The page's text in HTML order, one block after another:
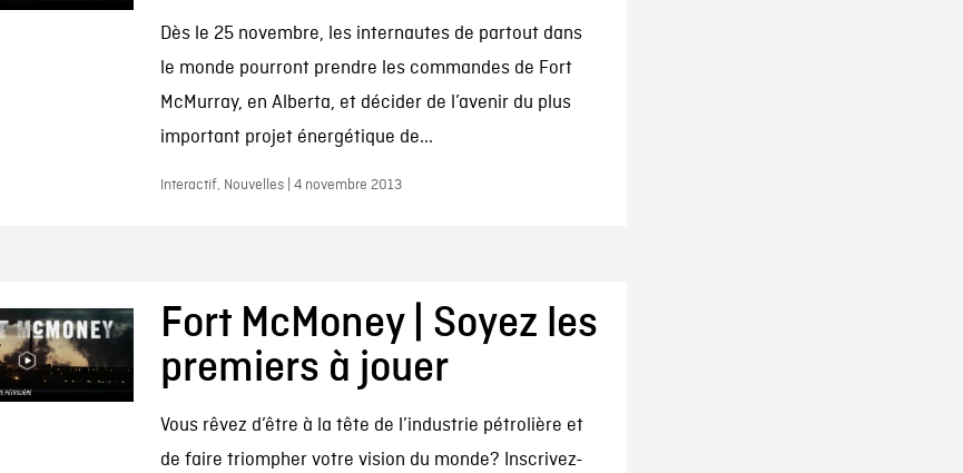
Dès le 25 novembre, les internautes de partout dans
le monde pourront prendre les commandes de Fort
McMurray, en Alberta, et décider de l’avenir du plus
important projet énergétique de...
Interactif, Nouvelles | 4 novembre 2013
Fort McMoney | Soyez les
premiers à jouer
Vous rêvez d’être à la tête de l’industrie pétrolière et
de faire triompher votre vision du monde? Inscrivez-